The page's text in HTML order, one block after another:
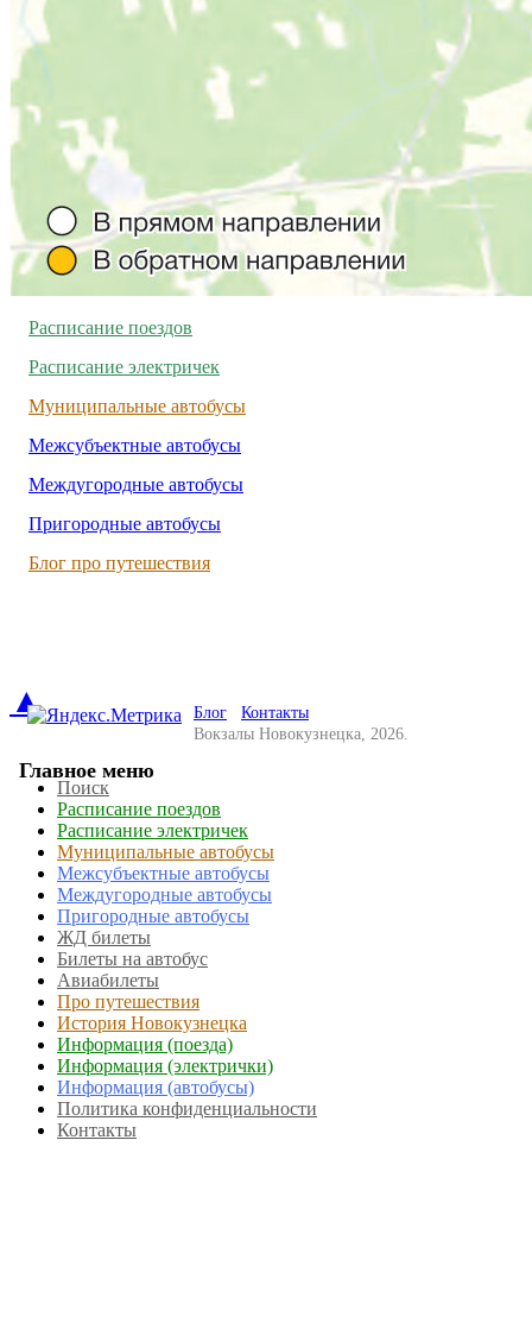
Расписание поездов
Расписание электричек
Муниципальные автобусы
Межсубъектные автобусы
Междугородные автобусы
Пригородные автобусы
Блог про путешествия
▲ Блог
Контакты
Вокзалы Новокузнецка, 2026.
Главное меню
Поиск
Расписание поездов
Расписание электричек
Муниципальные автобусы
Межсубъектные автобусы
Междугородные автобусы
Пригородные автобусы
ЖД билеты
Билеты на автобус
Авиабилеты
Про путешествия
История Новокузнецка
Информация (поезда)
Информация (электрички)
Информация (автобусы)
Политика конфиденциальности
Контакты